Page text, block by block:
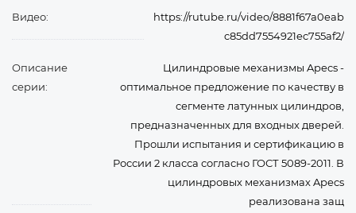
Видео:
https://rutube.ru/video/8881f67a0eab
c85dd7554921ec755af2/
Описание
серии:
Цилиндровые механизмы Apecs -
оптимальное предложение по качеству в
сегменте латунных цилиндров,
предназначенных для входных дверей.
Прошли испытания и сертификацию в
России 2 класса согласно ГОСТ 5089-2011. В
цилиндровых механизмах Apecs
реализована защ